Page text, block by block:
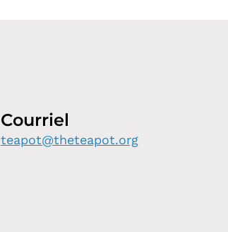
Courriel
teapot@theteapot.org